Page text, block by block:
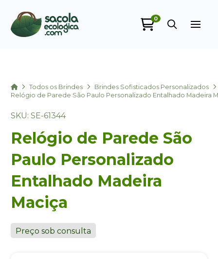
0
HomeTodos os Brindes
Brindes Sofisticados Personalizados
Relógio de Parede São Paulo Personalizado Entalhado Madeira
SKU: SE-61344
Relógio de Parede São
Paulo Personalizado
Entalhado Madeira
Maciça
Preço sob consulta
Sacola Ecológica
online